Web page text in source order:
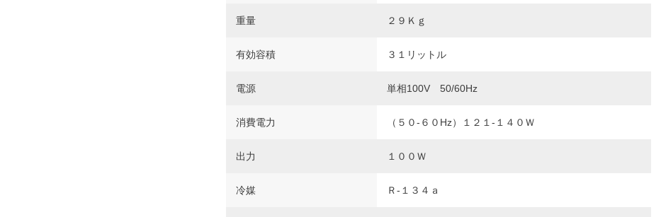
重量 ２９Ｋｇ
有効容積 ３１リットル
電源 単相100V 50/60Hz
消費電力 （５０‐６０Hz）１２１‐１４０Ｗ
出力 １００Ｗ
冷媒 Ｒ‐１３４ａ